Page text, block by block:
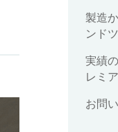
製造
ンド
実績
レミ
お問